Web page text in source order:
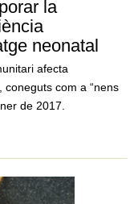
la
neonatal
afecta
com a “nens
de 2017.